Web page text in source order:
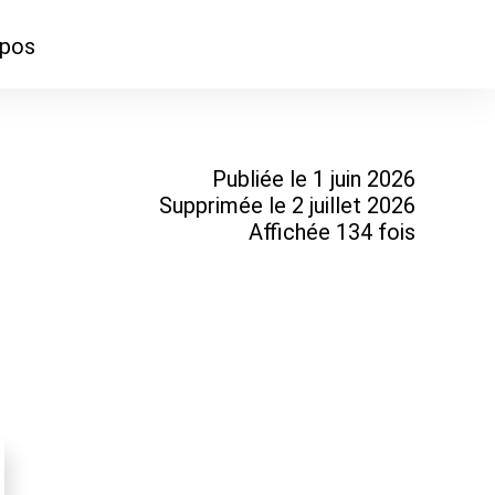
Publiée le 1 juin 2026
Supprimée le 2 juillet 2026
Affichée 134 fois